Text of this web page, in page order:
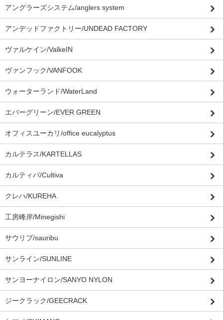
アングラーズシステム/anglers system
アンデッドファクトリー/UNDEAD FACTORY
ヴァルケイン/ValkeIN
ヴァンフック/VANFOOK
ウォーターランド/WaterLand
エバーグリーン/EVER GREEN
オフィスユーカリ/office eucalyptus
カルテラス/KARTELLAS
カルティバ/Cultiva
クレハ/KUREHA
工房峰岸/Minegishi
サウリブ/sauribu
サンライン/SUNLINE
サンヨーナイロン/SANYO NYLON
ジークラック/GEECRACK